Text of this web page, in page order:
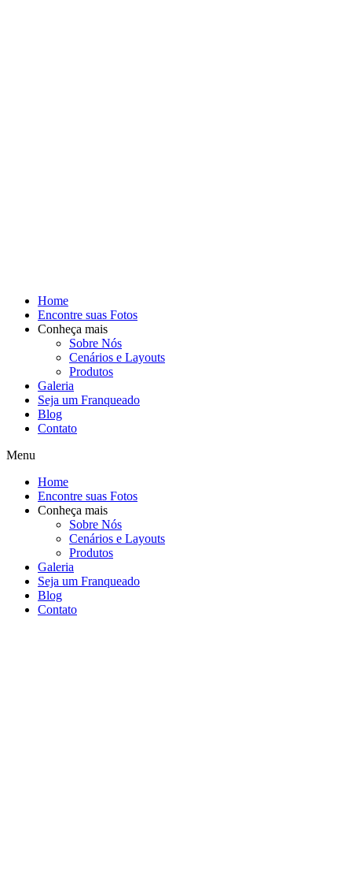
Home
Encontre suas Fotos
Conheça mais
Sobre Nós
Cenários e Layouts
Produtos
Galeria
Seja um Franqueado
Blog
Contato
Menu
Home
Encontre suas Fotos
Conheça mais
Sobre Nós
Cenários e Layouts
Produtos
Galeria
Seja um Franqueado
Blog
Contato